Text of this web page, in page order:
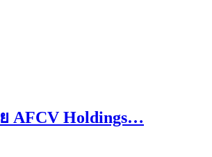
AFCV Holdings…